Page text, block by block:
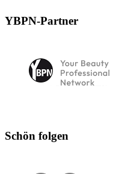
YBPN-Partner
Schön folgen